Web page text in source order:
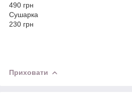
490 грн
Сушарка
230 грн
Приховати